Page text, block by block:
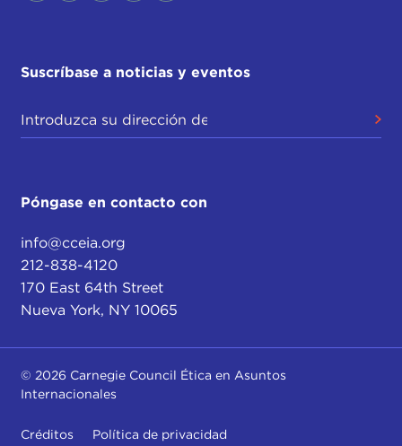
Suscríbase a noticias y eventos
Póngase en contacto con
info@cceia.org
212-838-4120
170 East 64th Street
Nueva York, NY 10065
© 2026 Carnegie Council Ética en Asuntos
Internacionales
Créditos
Política de privacidad